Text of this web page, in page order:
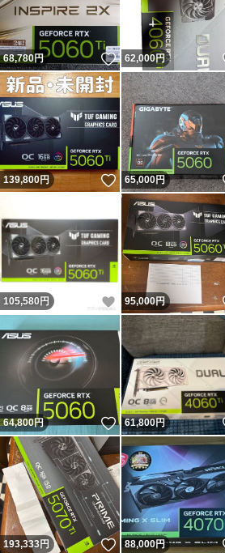
68,780円 いいね！
62,000円
139,800円 いいね！
65,000円
105,580 円 いいね！
95,000円
64,800円 いいね！
61,800円
193,333円 いいね！
88,000円